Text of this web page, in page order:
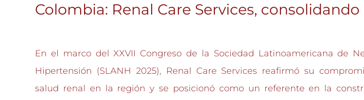
Colombia: Renal Care Services,
En el marco del XXVII Congreso de la Sociedad Latinoamericana de
Hipertensión (SLANH 2025), Renal Care Services reafirmó su
salud renal en la región y se posicionó como un referente en la